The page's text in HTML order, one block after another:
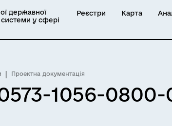
державної
у сфері
Реєстри Карта
Проектна документація
1056-0800-